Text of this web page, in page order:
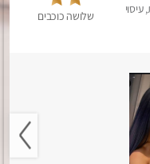
עיסוי
שלושה כוכבים